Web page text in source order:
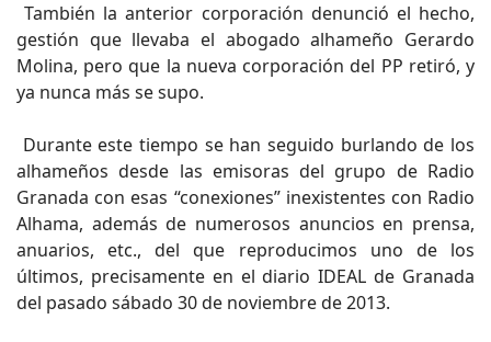
También la anterior corporación denunció el hecho,
gestión que llevaba el abogado alhameño Gerardo
Molina, pero que la nueva corporación del PP retiró, y
ya nunca más se supo.
Durante este tiempo se han seguido burlando de los
alhameños desde las emisoras del grupo de Radio
Granada con esas “conexiones” inexistentes con Radio
Alhama, además de numerosos anuncios en prensa,
anuarios, etc., del que reproducimos uno de los
últimos, precisamente en el diario IDEAL de Granada
del pasado sábado 30 de noviembre de 2013.